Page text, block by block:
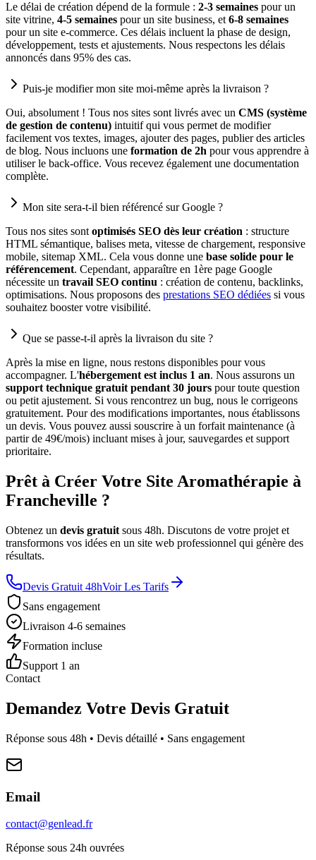
Le délai de création dépend de la formule : 2-3 semaines pour un
site vitrine, 4-5 semaines pour un site business, et 6-8 semaines
pour un site e-commerce. Ces délais incluent la phase de design,
développement, tests et ajustements. Nous respectons les délais
annoncés dans 95% des cas.
Puis-je modifier mon site moi-même après la livraison ?
Oui, absolument ! Tous nos sites sont livrés avec un CMS (système
de gestion de contenu) intuitif qui vous permet de modifier
facilement vos textes, images, ajouter des pages, publier des articles
de blog. Nous incluons une formation de 2h pour vous apprendre à
utiliser le back-office. Vous recevez également une documentation
complète.
Mon site sera-t-il bien référencé sur Google ?
Tous nos sites sont optimisés SEO dès leur création : structure
HTML sémantique, balises meta, vitesse de chargement, responsive
mobile, sitemap XML. Cela vous donne une base solide pour le
référencement. Cependant, apparaître en 1ère page Google
nécessite un travail SEO continu : création de contenu, backlinks,
optimisations. Nous proposons des prestations SEO dédiées si vous
souhaitez booster votre visibilité.
Que se passe-t-il après la livraison du site ?
Après la mise en ligne, nous restons disponibles pour vous
accompagner. L'hébergement est inclus 1 an. Nous assurons un
support technique gratuit pendant 30 jours pour toute question
ou petit ajustement. Si vous rencontrez un bug, nous le corrigeons
gratuitement. Pour des modifications importantes, nous établissons
un devis. Vous pouvez aussi souscrire à un forfait maintenance (à
partir de 49€/mois) incluant mises à jour, sauvegardes et support
prioritaire.
Prêt à Créer Votre Site Aromathérapie à
Francheville ?
Obtenez un devis gratuit sous 48h. Discutons de votre projet et
transformons vos idées en un site web professionnel qui génère des
résultats.
Devis Gratuit 48hVoir Les Tarifs
Sans engagement
Livraison 4-6 semaines
Formation incluse
Support 1 an
Contact
Demandez Votre Devis Gratuit
Réponse sous 48h • Devis détaillé • Sans engagement
Email
contact@genlead.fr
Réponse sous 24h ouvrées